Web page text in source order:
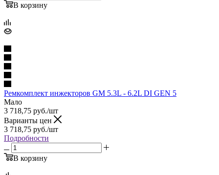
В корзину
Ремкомплект инжекторов GM 5.3L - 6.2L DI GEN 5
Мало
3 718,75 руб./шт
Варианты цен
3 718,75 руб./шт
Подробности
В корзину